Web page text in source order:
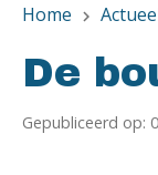
Home chevron_right
De
Gepubliceerd op: